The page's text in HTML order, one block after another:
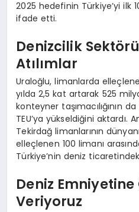
2025 hedefinin Türkiye’yi ilk
ifade etti.
Denizcilik
Atılımlar
Uraloğlu, limanlarda
yılda 2,5 kat artarak 525
konteyner taşımacılığının
TEU’ya yükseldiğini aktardı.
Tekirdağ limanlarının
elleçlenen 100 limanı
Türkiye’nin deniz
Deniz Emniyetine
Veriyoruz